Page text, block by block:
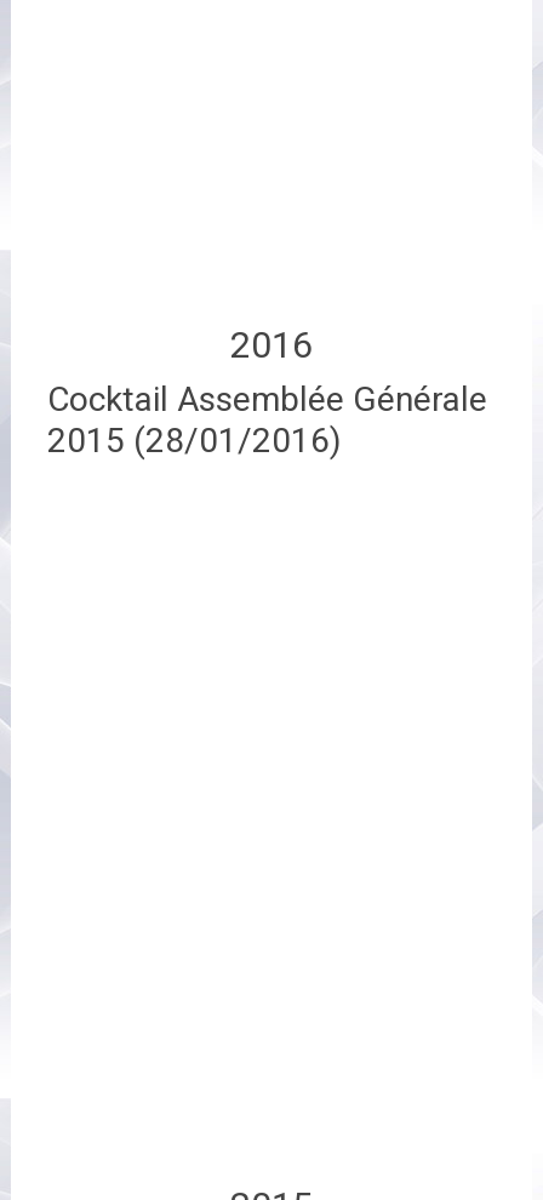
2016
Cocktail Assemblée Générale
2015 (28/01/2016)